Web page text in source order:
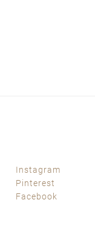
Instagram
Pinterest
Facebook